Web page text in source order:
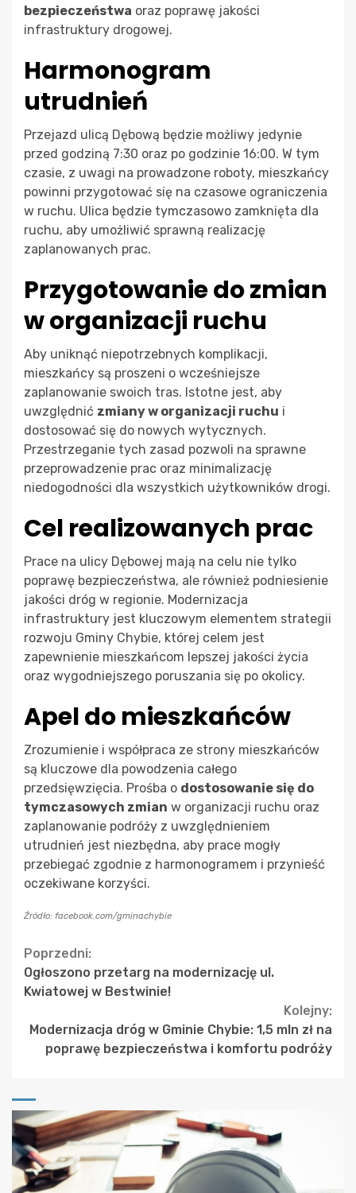
bezpieczeństwa oraz poprawę jakości
infrastruktury drogowej.
Harmonogram
utrudnień
Przejazd ulicą Dębową będzie możliwy jedynie
przed godziną 7:30 oraz po godzinie 16:00. W tym
czasie, z uwagi na prowadzone roboty, mieszkańcy
powinni przygotować się na czasowe ograniczenia
w ruchu. Ulica będzie tymczasowo zamknięta dla
ruchu, aby umożliwić sprawną realizację
zaplanowanych prac.
Przygotowanie do zmian
w organizacji ruchu
Aby uniknąć niepotrzebnych komplikacji,
mieszkańcy są proszeni o wcześniejsze
zaplanowanie swoich tras. Istotne jest, aby
uwzględnić zmiany w organizacji ruchu i
dostosować się do nowych wytycznych.
Przestrzeganie tych zasad pozwoli na sprawne
przeprowadzenie prac oraz minimalizację
niedogodności dla wszystkich użytkowników drogi.
Cel realizowanych prac
Prace na ulicy Dębowej mają na celu nie tylko
poprawę bezpieczeństwa, ale również podniesienie
jakości dróg w regionie. Modernizacja
infrastruktury jest kluczowym elementem strategii
rozwoju Gminy Chybie, której celem jest
zapewnienie mieszkańcom lepszej jakości życia
oraz wygodniejszego poruszania się po okolicy.
Apel do mieszkańców
Zrozumienie i współpraca ze strony mieszkańców
są kluczowe dla powodzenia całego
przedsięwzięcia. Prośba o dostosowanie się do
tymczasowych zmian w organizacji ruchu oraz
zaplanowanie podróży z uwzględnieniem
utrudnień jest niezbędna, aby prace mogły
przebiegać zgodnie z harmonogramem i przynieść
oczekiwane korzyści.
Źródło: facebook.com/gminachybie
Continue
Reading
Poprzedni:
Ogłoszono przetarg na modernizację ul.
Kwiatowej w Bestwinie!
Kolejny:
Modernizacja dróg w Gminie Chybie: 1,5 mln zł na
poprawę bezpieczeństwa i komfortu podróży